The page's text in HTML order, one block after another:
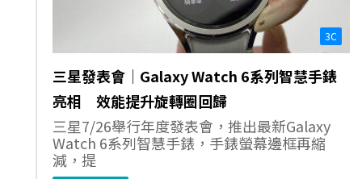
3C
三星發表會│Galaxy Watch 6系列智慧手錶
亮相 效能提升旋轉圈回歸
三星7/26舉行年度發表會，推出最新Galaxy
Watch 6系列智慧手錶，手錶螢幕邊框再縮
減，提